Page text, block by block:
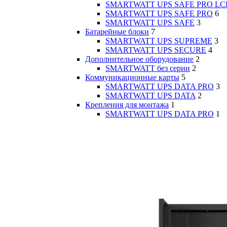
SMARTWATT UPS SAFE PRO
SMARTWATT UPS SAFE PRO 6
SMARTWATT UPS SAFE 3
Батарейные блоки 7
SMARTWATT UPS SUPREME 3
SMARTWATT UPS SECURE 4
Дополнительное оборудование 2
SMARTWATT без серии 2
Коммуникационные карты 5
SMARTWATT UPS DATA PRO 3
SMARTWATT UPS DATA 2
Крепления для монтажа 1
SMARTWATT UPS DATA PRO 1